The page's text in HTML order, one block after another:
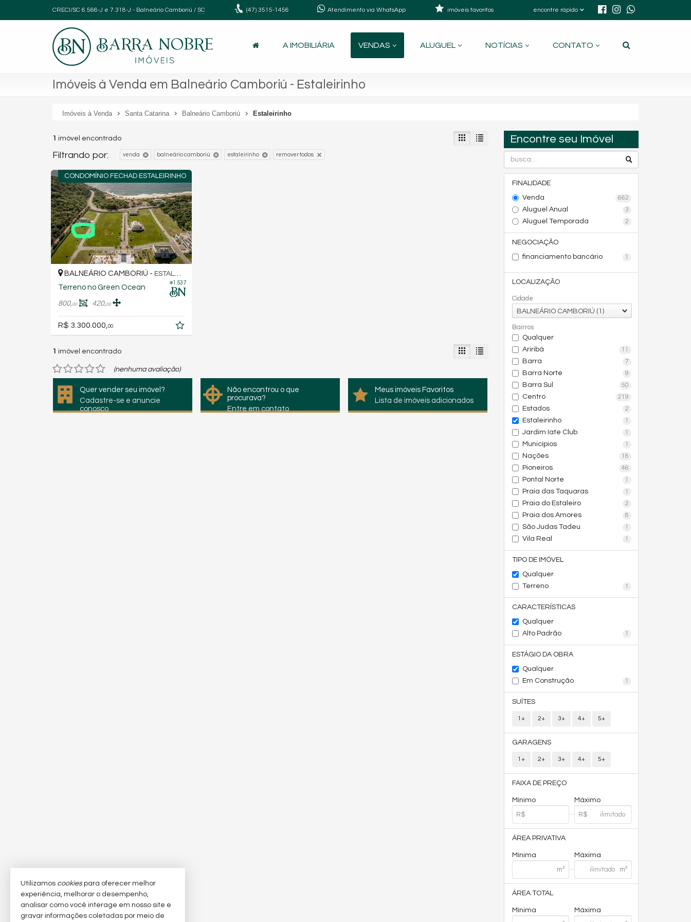
CRECI/SC 6.566-J e 7.318-J - Balneário Camboriú / SC (47)3515-1456 Atendimento via WhatsApp encontre rápido
imóveis favoritos
A IMOBILIÁRIA VENDAS ALUGUEL NOTÍCIAS CONTATO
Imóveis à Venda em Balneário Camboriú - Estaleirinho
Imóveis à Venda Santa Catarina Balneário Camboriú Estaleirinho
Encontre seu Imóvel
FINALIDADE
Venda
662
Aluguel Anual 3
Aluguel Temporada 2
NEGOCIAÇÃO
financiamento bancário
1
LOCALIZAÇÃO
Cidade
BALNEÁRIO CAMBORIÚ (1)
Bairros
Qualquer
Ariribá
11
Barra 7
Barra Norte 9
Barra Sul 50
Centro 219
Estados 2
Estaleirinho 1
Jardim Iate Club 1
Municípios 1
Nações 18
Pioneiros 46
Pontal Norte 1
Praia das Taquaras 1
Praia do Estaleiro 2
Praia dos Amores 8
São Judas Tadeu 1
Vila Real 1
TIPO DE IMÓVEL
Qualquer
Terreno
1
CARACTERÍSTICAS
Qualquer
Alto Padrão
1
ESTÁGIO DA OBRA
Qualquer
Em Construção
1
SUÍTES
1+ 2+ 3+ 4+ 5+
GARAGENS
1+ 2+ 3+ 4+ 5+
FAIXA DE PREÇO
Mínimo Máximo
ÁREA PRIVATIVA
Mínima Máxima
ÁREA TOTAL
Mínima Máxima
1 imóvel encontrado
Filtrando por: venda balneário camboriú estaleirinho remover todos
CONDOMÍNIO FECHAD ESTALEIRINHO
#1.537
BALNEÁRIO CAMBORIÚ - ESTALEIRINHO
Terreno no Green Ocean
800,00 420,00
R$ 3.300.000, 00
1 imóvel encontrado
(nenhuma avaliação)
Quer vender seu imóvel?
Cadastre-se e anuncie
conosco
Não encontrou o que
procurava?
Entre em contato
Meus imóveis Favoritos
Lista de imóveis adicionados
Utilizamos cookiespara oferecer melhor
experiência, melhorar o desempenho,
analisar como você interage em nosso site e
gravar informações coletadas por meio de